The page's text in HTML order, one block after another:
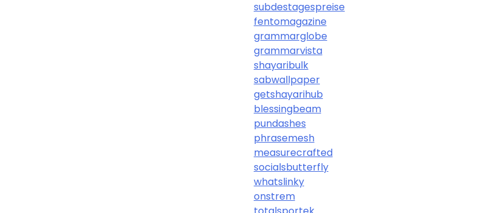
subdestagespreise
fentomagazine
grammarglobe
grammarvista
shayaribulk
sabwallpaper
getshayarihub
blessingbeam
pundashes
phrasemesh
measurecrafted
socialsbutterfly
whatslinky
onstrem